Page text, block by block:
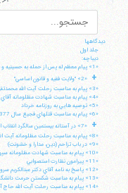
دیدگاهها
جلد اول
ديباچه:
«1» پيام معظم له پس از حمله به حسينيه و بيت، و حصر ايشان
+
«2» "ولايت فقيه و قانون اساسي"
«3» پيام به مناسبت رحلت آيت الله محمدتقي جعفري (ره)
«4» پيام به مناسبت شهادت مظلومانه آقاي فروهر و همسر محترمه ايشان
«5» توصيه هايي به روزنامه خرداد
«6» پيام به مناسبت قتلهاي فجيع سال 1377
+
«7» در آستانه بيستمين سالگرد انقلاب اسلامي
«8» پيام به مناسبت رحلت مظلومانه آيت الله آذري قمي (ره)
«9» در باب تزاحم (دين، مدارا و خشونت)
«10» پيام به مناسبت شهادت مظلومانه سپهبد صياد شيرازي
«11» پيرامون نظارت استصوابي
«12» پاسخ به نامه آقاي دكتر عبدالكريم سروش (1)
«13» پيام به مناسبت شكستن حرمت دانشگاه و دانشجو
«14» پپام به مناسبت رحلت آيت الله حاج آقا مهدي حائري (ره)